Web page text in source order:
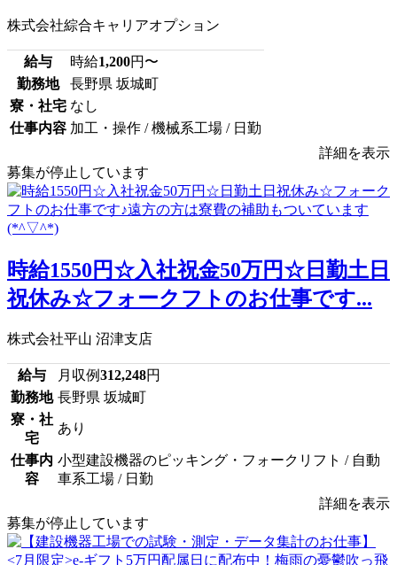
株式会社綜合キャリアオプション
給与 時給1,200円〜
勤務地
長野県 坂城町
寮・社宅 なし
仕事内容 加工・操作 / 機械系工場 / 日勤
詳細を表示
募集が停止しています
時給1550円☆入社祝金50万円☆日勤土日
祝休み☆フォークフトのお仕事です...
株式会社平山 沼津支店
給与 月収例312,248円
勤務地 長野県 坂城町
寮・社
宅
あり
仕事内
容
小型建設機器のピッキング・フォークリフト / 自動
車系工場 / 日勤
詳細を表示
募集が停止しています